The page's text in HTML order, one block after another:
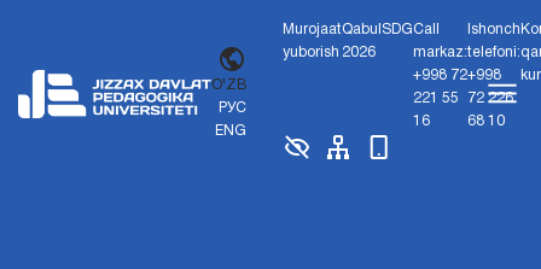
O'ZB
РУС
ENG
Murojaat
yuborish
Qabul
2026
SDGCall
markaz:
+998 72
221 55
16
Ishonch
telefoni:
+998
72 226
68 10